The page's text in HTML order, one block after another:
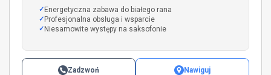
Energetyczna zabawa do białego rana
Profesjonalna obsługa i wsparcie
Niesamowite występy na saksofonie
Zadzwoń Nawiguj